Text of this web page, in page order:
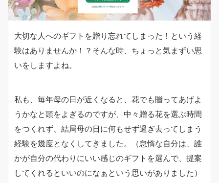
大切な人へのギフトを贈り忘れてしまった！という経
験はありませんか！？そんな時、ちょっと気まずい思
いをしますよね。
私も、毎年母の日が近くなると、花でも贈ってあげよ
うかなと頭をよぎるのですが、中々贈る花を選ぶ時間
をつくれず、結局母の日に何もせず過ぎ去ってしまう
経験を幾度となくしてきました。（怠惰な自分は、誰
かが自分の代わりにいい感じのギフトを選んで、提案
してくれるといいのになぁという思いがありました）